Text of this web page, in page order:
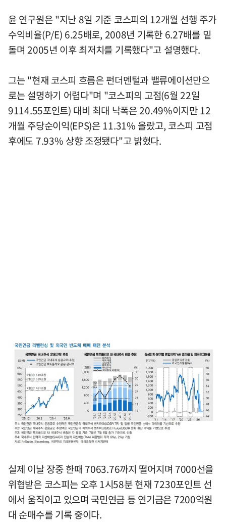
윤 연구원은 "지난 8일 기준 코스피의 12개월 선행 주가
수익비율(P/E) 6.25배로, 2008년 기록한 6.27배를 밑
돌며 2005년 이후 최저치를 기록했다"고 설명했다.
그는 "현재 코스피 흐름은 펀더멘털과 밸류에이션만으
로는 설명하기 어렵다"며 "코스피의 고점(6월 22일
9114.55포인트) 대비 최대 낙폭은 20.49%이지만 12
개월 주당순이익(EPS)은 11.31% 올랐고, 코스피 고점
후에도 7.93% 상향 조정됐다"고 밝혔다.
실제 이날 장중 한때 7063.76까지 떨어지며 7000선을
위협받은 코스피는 오후 1시58분 현재 7230포인트 선
에서 움직이고 있으며 국민연금 등 연기금은 7200억원
대 순매수를 기록 중이다.